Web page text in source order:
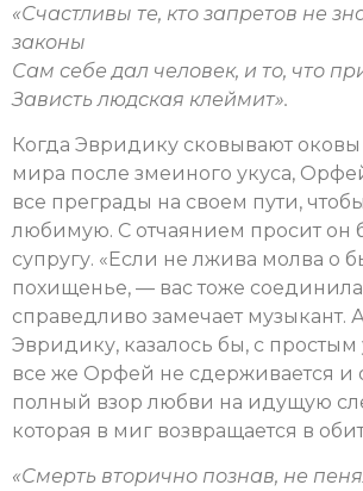
«Счастливы те, кто запретов не
законы
Сам себе дал человек, и то, что
Зависть людская клеймит».
Когда Эвридику сковывают оковы
мира после змеиного укуса,
все преграды на своем пути,
любимую. С отчаянием просит он
супругу. «Если не лжива молва о
похищенье, — вас тоже
справедливо замечает музыкант.
Эвридику, казалось бы, с
все же Орфей не сдерживается и
полный взор любви на идущую
которая в миг возвращается в
«Смерть вторично познав, не